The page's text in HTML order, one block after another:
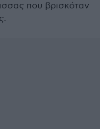
που βρισκόταν